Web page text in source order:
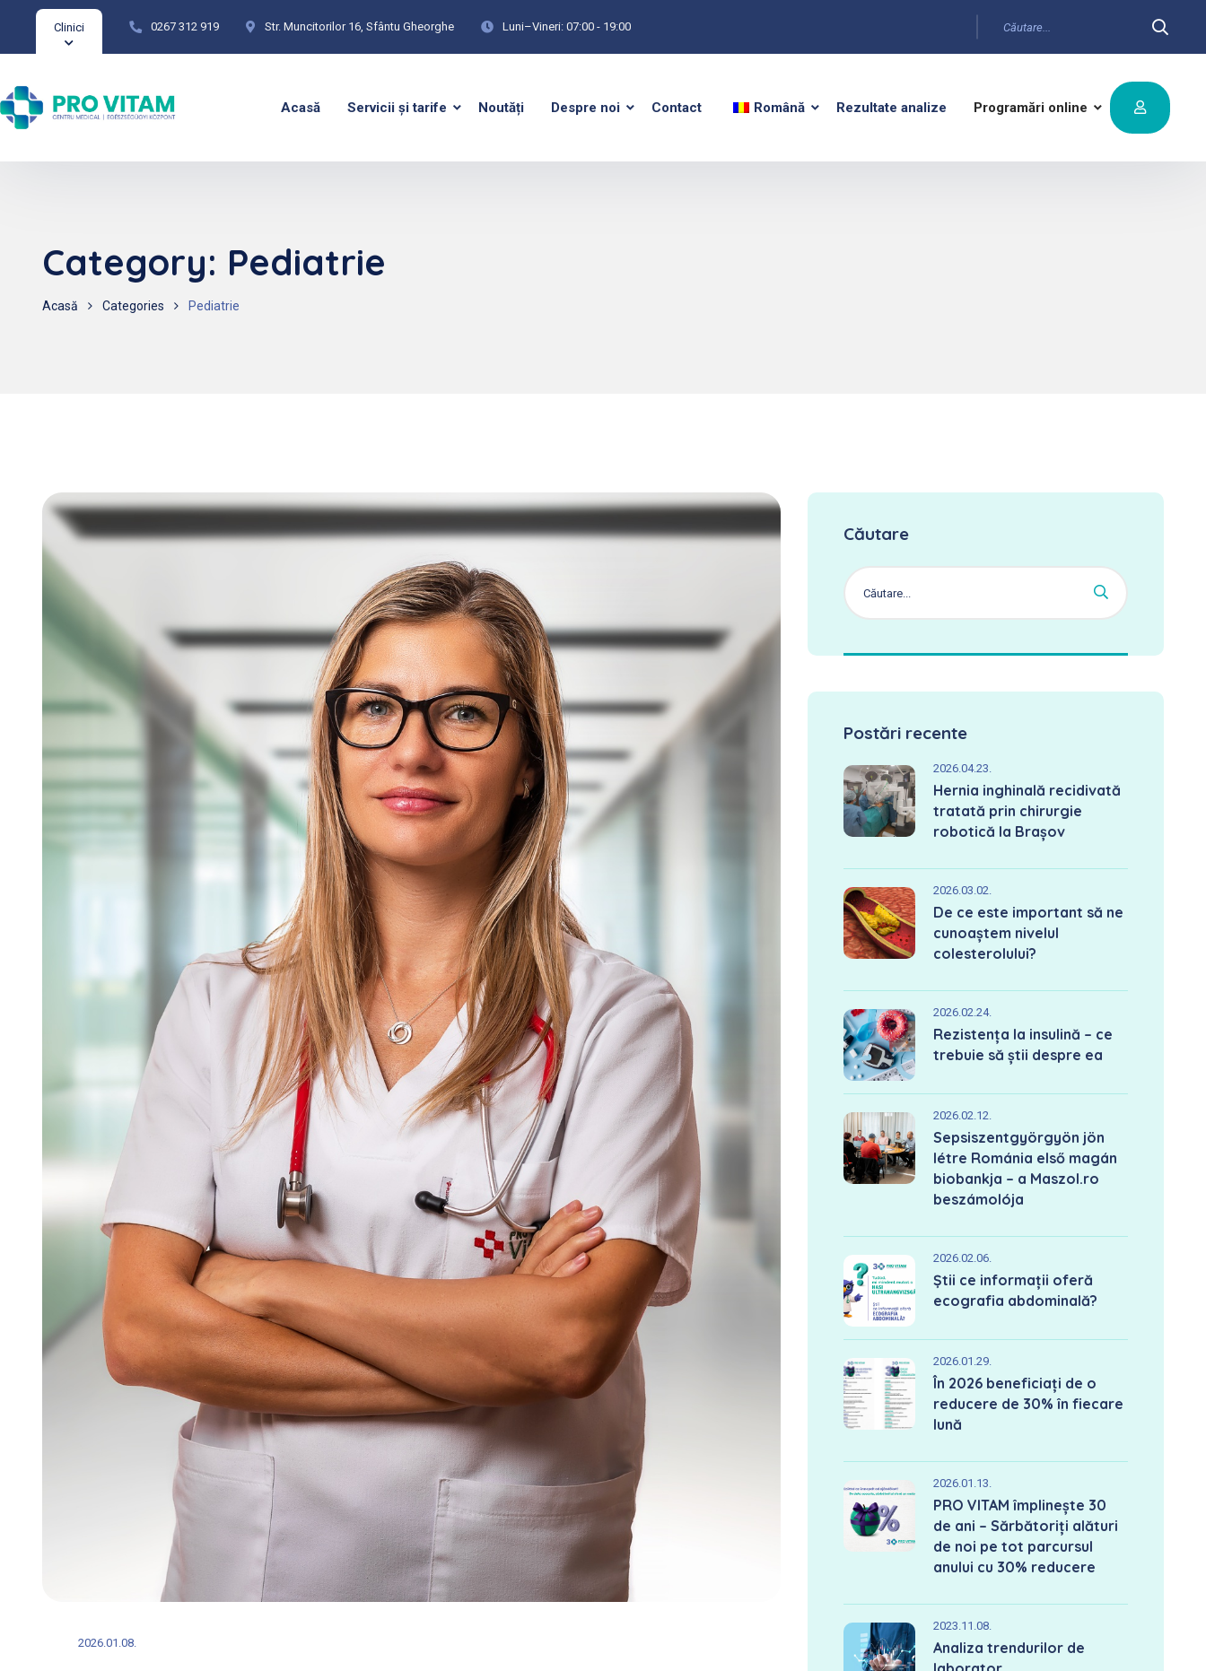
Clinici 0267 312 919 Str. Muncitorilor 16, Sfântu Gheorghe Luni–Vineri: 07:00 - 19:00
Acasă Servicii și tarife Noutăți Despre noi Contact Română Rezultate analize Programări online
Category: Pediatrie
Acasă Categories Pediatrie
2026.01.08.
Căutare
Postări recente
2026.04.23.
Hernia inghinală recidivată
tratată prin chirurgie
robotică la Brașov
2026.03.02.
De ce este important să ne
cunoaștem nivelul
colesterolului?
2026.02.24.
Rezistența la insulină – ce
trebuie să știi despre ea
2026.02.12.
Sepsiszentgyörgyön jön
létre Románia első magán
biobankja – a Maszol.ro
beszámolója
2026.02.06.
Știi ce informații oferă
ecografia abdominală?
2026.01.29.
În 2026 beneficiați de o
reducere de 30% în fiecare
lună
2026.01.13.
PRO VITAM împlinește 30
de ani – Sărbătoriți alături
de noi pe tot parcursul
anului cu 30% reducere
2023.11.08.
Analiza trendurilor de